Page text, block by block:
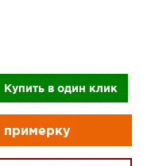
Купить в один клик
примерку